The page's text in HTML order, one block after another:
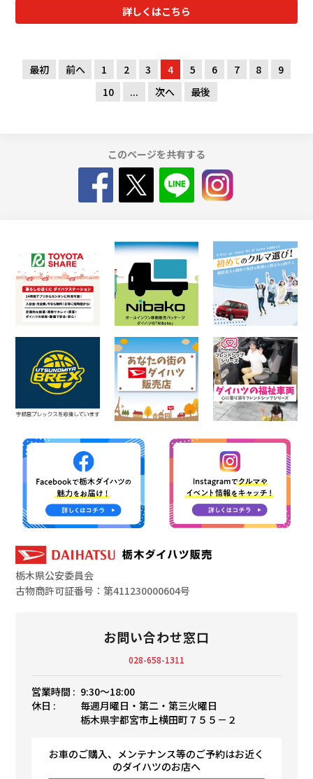
詳しくはこちら
最初 前へ 1 2 3 4 5 6 7 8
9
10
... 次へ 最後
このページを共有する
栃木県公安委員会
古物商許可証番号：第411230000604号
お問い合わせ窓口
028-658-1311
営業時間 : 9:30〜18:00
休日 :
毎週月曜日・第二・第三火曜日
栃木県宇都宮市上横田町７５５－２
お車のご購入、メンテナンス等のご予約はお近く
のダイハツのお店へ